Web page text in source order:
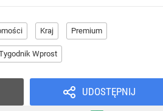
Kraj Premium
Wprost
UDOSTĘPNIJ